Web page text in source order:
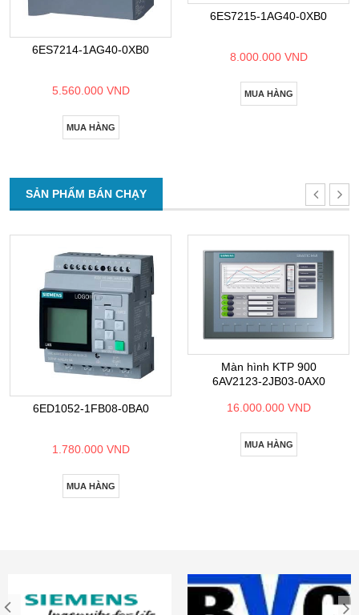
6ES7214-1AG40-0XB0
5.560.000 VND
MUA HÀNG
6ES7215-1AG40-0XB0
8.000.000 VND
MUA HÀNG
SẢN PHẨM BÁN CHẠY
6ED1052-1FB08-0BA0
1.780.000 VND
MUA HÀNG
Màn hình KTP 900
6AV2123-2JB03-0AX0
16.000.000 VND
MUA HÀNG